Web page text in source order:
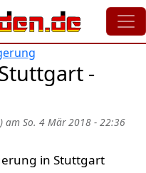
-
am So. 4 Mär 2018 - 22:36
in Stuttgart